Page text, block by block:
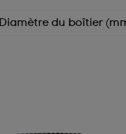
Diamètre du boîtier